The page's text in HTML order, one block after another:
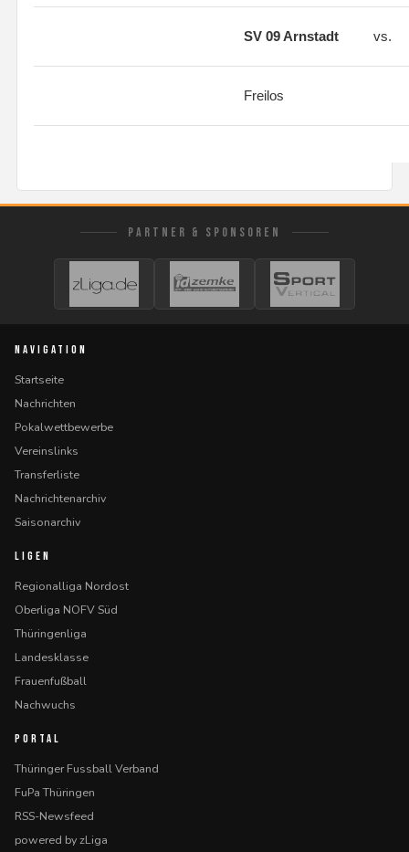
SV 09 Arnstadt vs.
Freilos
PARTNER & SPONSOREN
NAVIGATION
Startseite
Nachrichten
Pokalwettbewerbe
Vereinslinks
Transferliste
Nachrichtenarchiv
Saisonarchiv
LIGEN
Regionalliga Nordost
Oberliga NOFV Süd
Thüringenliga
Landesklasse
Frauenfußball
Nachwuchs
PORTAL
Thüringer Fussball Verband
FuPa Thüringen
RSS-Newsfeed
powered by zLiga